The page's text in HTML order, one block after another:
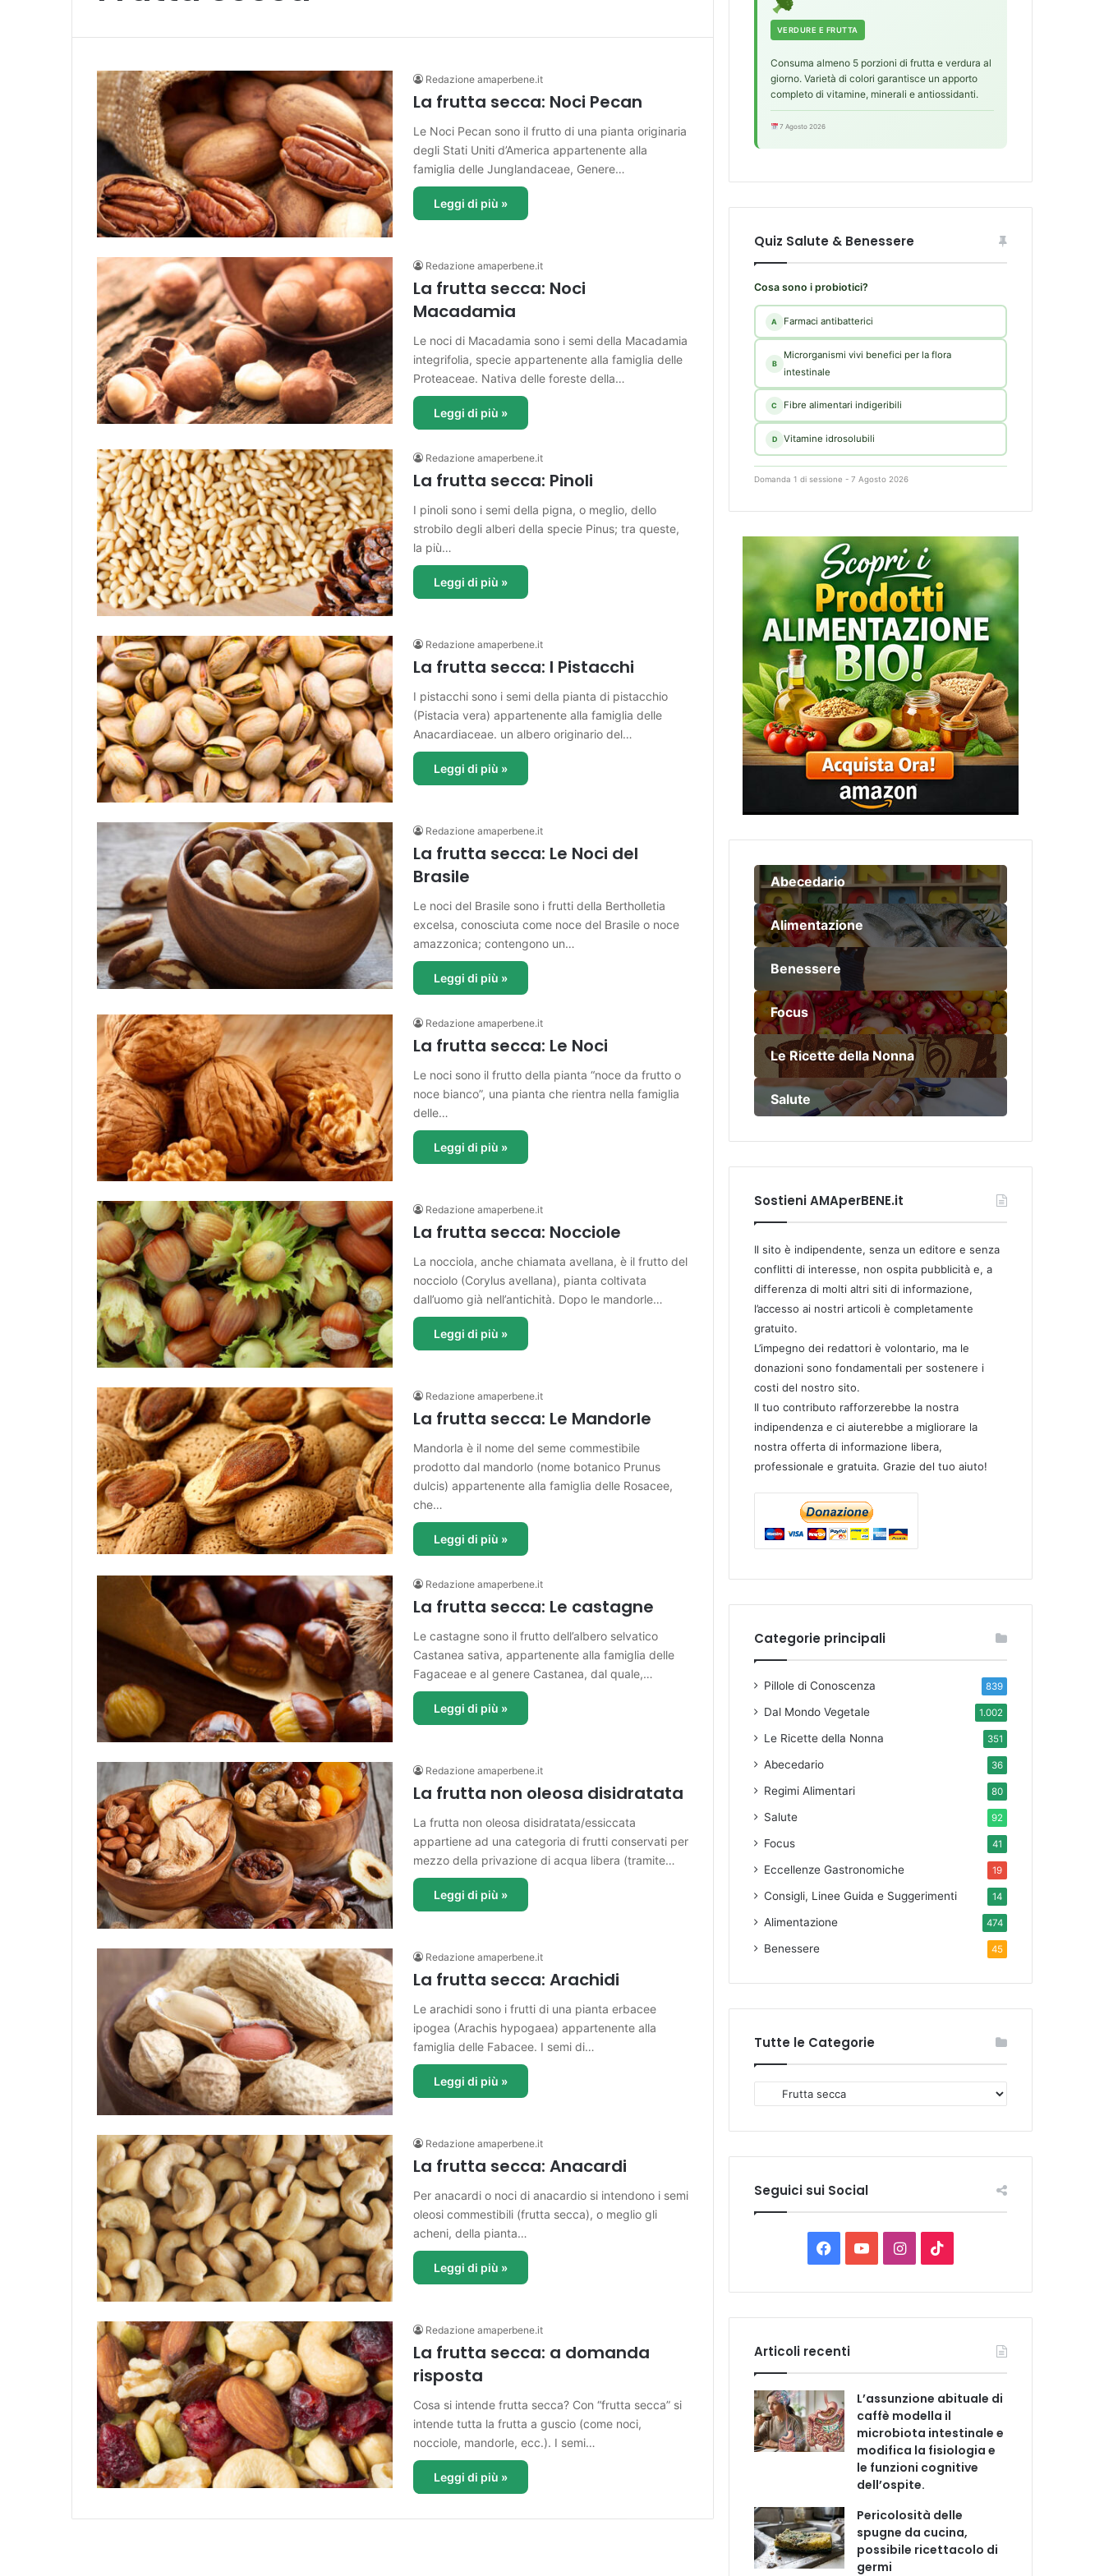
Redazione amaperbene.it
La frutta secca: Noci Pecan
Le Noci Pecan sono il frutto di una pianta originaria
degli Stati Uniti d’America appartenente alla
famiglia delle Junglandaceae, Genere…
Leggi di più »
Redazione amaperbene.it
La frutta secca: Noci
Macadamia
Le noci di Macadamia sono i semi della Macadamia
integrifolia, specie appartenente alla famiglia delle
Proteaceae. Nativa delle foreste della…
Leggi di più »
Redazione amaperbene.it
La frutta secca: Pinoli
I pinoli sono i semi della pigna, o meglio, dello
strobilo degli alberi della specie Pinus; tra queste,
la più…
Leggi di più »
Redazione amaperbene.it
La frutta secca: I Pistacchi
I pistacchi sono i semi della pianta di pistacchio
(Pistacia vera) appartenente alla famiglia delle
Anacardiaceae. un albero originario del…
Leggi di più »
Redazione amaperbene.it
La frutta secca: Le Noci del
Brasile
Le noci del Brasile sono i frutti della Bertholletia
excelsa, conosciuta come noce del Brasile o noce
amazzonica; contengono un…
Leggi di più »
Redazione amaperbene.it
La frutta secca: Le Noci
Le noci sono il frutto della pianta “noce da frutto o
noce bianco”, una pianta che rientra nella famiglia
delle…
Leggi di più »
Redazione amaperbene.it
La frutta secca: Nocciole
La nocciola, anche chiamata avellana, è il frutto del
nocciolo (Corylus avellana), pianta coltivata
dall’uomo già nell’antichità. Dopo le mandorle…
Leggi di più »
Redazione amaperbene.it
La frutta secca: Le Mandorle
Mandorla è il nome del seme commestibile
prodotto dal mandorlo (nome botanico Prunus
dulcis) appartenente alla famiglia delle Rosacee,
che…
Leggi di più »
Redazione amaperbene.it
La frutta secca: Le castagne
Le castagne sono il frutto dell’albero selvatico
Castanea sativa, appartenente alla famiglia delle
Fagaceae e al genere Castanea, dal quale,…
Leggi di più »
Redazione amaperbene.it
La frutta non oleosa disidratata
La frutta non oleosa disidratata/essiccata
appartiene ad una categoria di frutti conservati per
mezzo della privazione di acqua libera (tramite…
Leggi di più »
Redazione amaperbene.it
La frutta secca: Arachidi
Le arachidi sono i frutti di una pianta erbacee
ipogea (Arachis hypogaea) appartenente alla
famiglia delle Fabacee. I semi di…
Leggi di più »
Redazione amaperbene.it
La frutta secca: Anacardi
Per anacardi o noci di anacardio si intendono i semi
oleosi commestibili (frutta secca), o meglio gli
acheni, della pianta…
Leggi di più »
Redazione amaperbene.it
La frutta secca: a domanda
risposta
Cosa si intende frutta secca? Con “frutta secca” si
intende tutta la frutta a guscio (come noci,
nocciole, mandorle, ecc.). I semi…
Leggi di più »
VERDURE E FRUTTA
Consuma almeno 5 porzioni di frutta e verdura al
giorno. Varietà di colori garantisce un apporto
completo di vitamine, minerali e antiossidanti.
7 Agosto 2026
Quiz Salute & Benessere
Cosa sono i probiotici?
A Farmaci antibatterici
B
Microrganismi vivi benefici per la flora
intestinale
C Fibre alimentari indigeribili
D Vitamine idrosolubili
Domanda 1 di sessione - 7 Agosto 2026
Abecedario
Alimentazione
Benessere
Focus
Le Ricette della Nonna
Salute
Sostieni AMAperBENE.it
Il sito è indipendente, senza un editore e senza
conflitti di interesse, non ospita pubblicità e, a
differenza di molti altri siti di informazione,
l’accesso ai nostri articoli è completamente
gratuito.
L’impegno dei redattori è volontario, ma le
donazioni sono fondamentali per sostenere i
costi del nostro sito.
Il tuo contributo rafforzerebbe la nostra
indipendenza e ci aiuterebbe a migliorare la
nostra offerta di informazione libera,
professionale e gratuita. Grazie del tuo aiuto!
Categorie principali
Pillole di Conoscenza 839
Dal Mondo Vegetale 1.002
Le Ricette della Nonna 351
Abecedario 36
Regimi Alimentari 80
Salute 92
Focus 41
Eccellenze Gastronomiche 19
Consigli, Linee Guida e Suggerimenti 14
Alimentazione 474
Benessere 45
Tutte le Categorie
u
e
e
C
o
e
Seguici sui Social
c
e
b
o
o
u
u
b
e
I
s
a
g
r
a
m
k
o
k
Articoli recenti
L’assunzione abituale di
caffè modella il
microbiota intestinale e
modifica la fisiologia e
le funzioni cognitive
dell’ospite.
Pericolosità delle
spugne da cucina,
possibile ricettacolo di
germi